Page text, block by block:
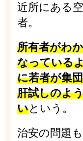
近所にある
者。
所有者がわ
なっている
に若者が集
肝試しのよ
いという。
治安の問題